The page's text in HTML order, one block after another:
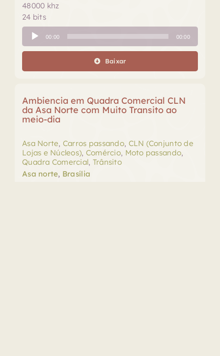
48000 khz
24 bits
Tocador
de
áudio
00:00 00:00
Baixar
Ambiencia em Quadra Comercial CLN
da Asa Norte com Muito Transito ao
meio-dia
Asa Norte, Carros passando, CLN (Conjunto de
Lojas e Núcleos), Comércio, Moto passando,
Quadra Comercial, Trânsito
Asa norte, Brasília